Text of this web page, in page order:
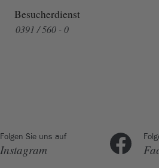
Besucherdienst
0391 / 560 - 0
Folgen Sie uns auf
Instagram